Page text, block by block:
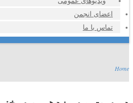
اعضای انجمن
تماس با ما
Home